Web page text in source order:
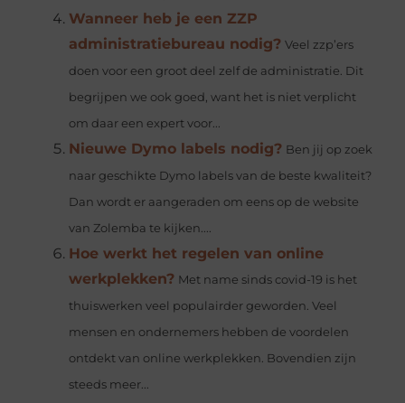
Wanneer heb je een ZZP
administratiebureau nodig? Veel zzp’ers
doen voor een groot deel zelf de administratie. Dit
begrijpen we ook goed, want het is niet verplicht
om daar een expert voor...
Nieuwe Dymo labels nodig? Ben jij op zoek
naar geschikte Dymo labels van de beste kwaliteit?
Dan wordt er aangeraden om eens op de website
van Zolemba te kijken....
Hoe werkt het regelen van online
werkplekken? Met name sinds covid-19 is het
thuiswerken veel populairder geworden. Veel
mensen en ondernemers hebben de voordelen
ontdekt van online werkplekken. Bovendien zijn
steeds meer...